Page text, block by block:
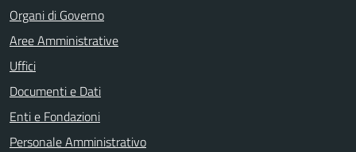
Organi di Governo
Aree Amministrative
Uffici
Documenti e Dati
Enti e Fondazioni
Personale Amministrativo